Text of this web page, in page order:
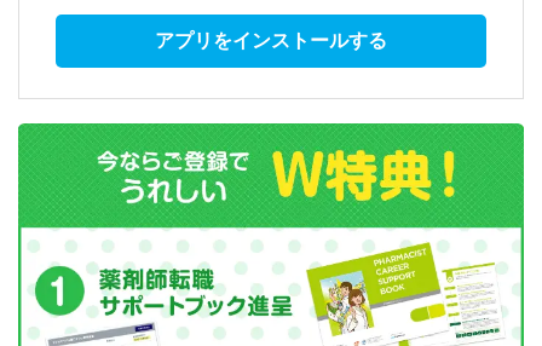
アプリをインストールする